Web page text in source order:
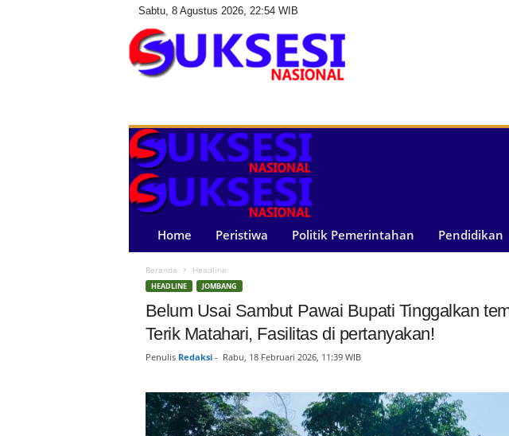
Sabtu, 8 Agustus 2026, 22:54 WIB
s
e
i
N
i
Home Peristiwa Politik Pemerintahan Pendidikan
Beranda Headline
HEADLINE JOMBANG
Belum Usai Sambut Pawai Bupati Tinggalkan
Terik Matahari, Fasilitas di pertanyakan!
Penulis Redaksi- Rabu, 18 Februari 2026, 11:39 WIB